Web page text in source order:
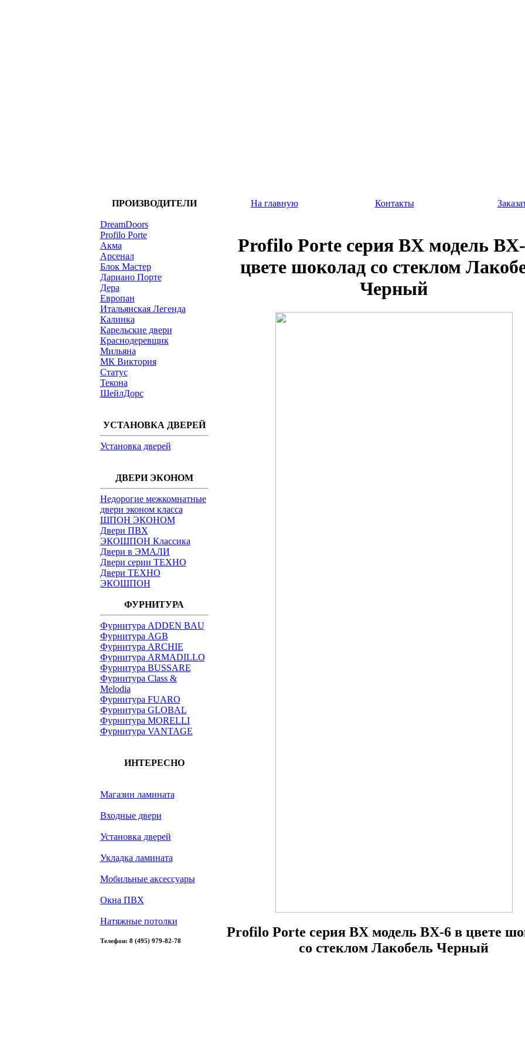
ПРОИЗВОДИТЕЛИ
DreamDoors
Profilo Porte
Акма
Арсенал
Блок Мастер
Дариано Порте
Дера
Европан
Итальянская Легенда
Калинка
Карельские двери
Краснодеревщик
Мильяна
МК Виктория
Статус
Текона
ШейлДорс
УСТАНОВКА ДВЕРЕЙ
Установка дверей
ДВЕРИ ЭКОНОМ
Недорогие межкомнатные
двери эконом класса
ШПОН ЭКОНОМ
Двери ПВХ
ЭКОШПОН Классика
Двери в ЭМАЛИ
Двери серии ТЕХНО
Двери ТЕХНО
ЭКОШПОН
ФУРНИТУРА
Фурнитура ADDEN BAU
Фурнитура AGB
Фурнитура ARCHIE
Фурнитура ARMADILLO
Фурнитура BUSSARE
Фурнитура Class &
Melodia
Фурнитура FUARO
Фурнитура GLOBAL
Фурнитура MORELLI
Фурнитура VANTAGE
ИНТЕРЕСНО
Магазин ламината
Входные двери
Установка дверей
Укладка ламината
Мобильные аксессуары
Окна ПВХ
Натяжные потолки
Телефон: 8 (495) 979-82-78
На главную Контакты
Profilo Porte серия BX модель
цвете шоколад со стеклом
Черный
Profilo Porte серия BX модель BX-6 в цвете
со стеклом Лакобель Черный